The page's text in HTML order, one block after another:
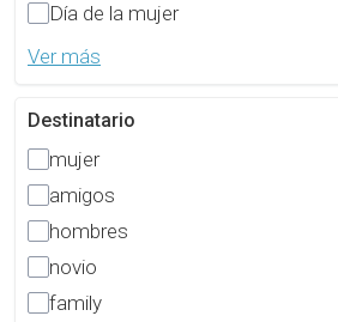
Día de la mujer
Ver más
Destinatario
mujer
amigos
hombres
novio
family